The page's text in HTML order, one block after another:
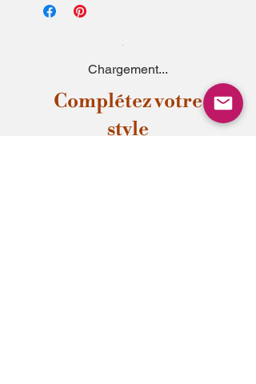
Chargement...
Complétez votre
style